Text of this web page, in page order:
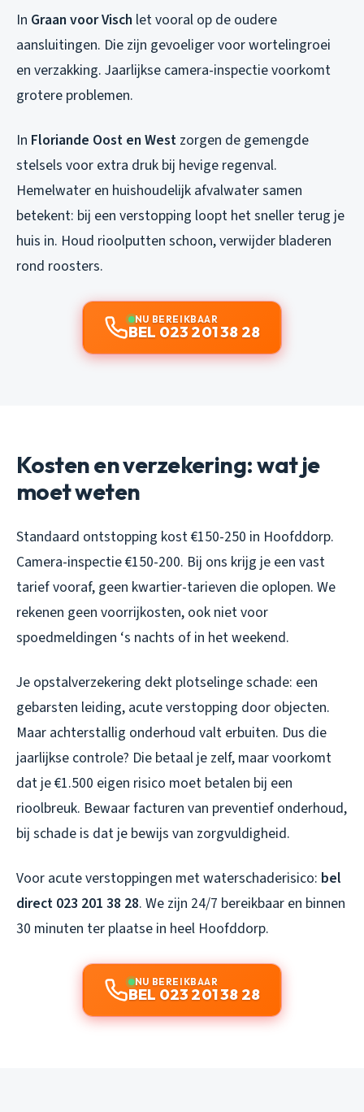
In Graan voor Visch let vooral op de oudere
aansluitingen. Die zijn gevoeliger voor wortelingroei
en verzakking. Jaarlijkse camera-inspectie voorkomt
grotere problemen.
In Floriande Oost en West zorgen de gemengde
stelsels voor extra druk bij hevige regenval.
Hemelwater en huishoudelijk afvalwater samen
betekent: bij een verstopping loopt het sneller terug je
huis in. Houd rioolputten schoon, verwijder bladeren
rond roosters.
NU BEREIKBAAR
BEL 023 201 38 28
Kosten en verzekering: wat je
moet weten
Standaard ontstopping kost €150-250 in Hoofddorp.
Camera-inspectie €150-200. Bij ons krijg je een vast
tarief vooraf, geen kwartier-tarieven die oplopen. We
rekenen geen voorrijkosten, ook niet voor
spoedmeldingen ‘s nachts of in het weekend.
Je opstalverzekering dekt plotselinge schade: een
gebarsten leiding, acute verstopping door objecten.
Maar achterstallig onderhoud valt erbuiten. Dus die
jaarlijkse controle? Die betaal je zelf, maar voorkomt
dat je €1.500 eigen risico moet betalen bij een
rioolbreuk. Bewaar facturen van preventief onderhoud,
bij schade is dat je bewijs van zorgvuldigheid.
Voor acute verstoppingen met waterschaderisico: bel
direct 023 201 38 28. We zijn 24/7 bereikbaar en binnen
30 minuten ter plaatse in heel Hoofddorp.
NU BEREIKBAAR
BEL 023 201 38 28